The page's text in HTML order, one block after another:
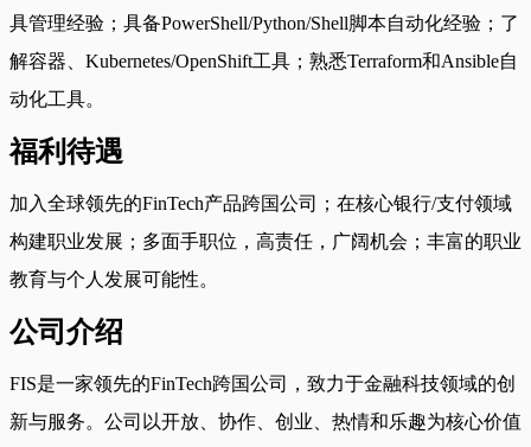
具管理经验；具备PowerShell/Python/Shell脚本自动化经验；了
解容器、Kubernetes/OpenShift工具；熟悉Terraform和Ansible自
动化工具。
福利待遇
加入全球领先的FinTech产品跨国公司；在核心银行/支付领域
构建职业发展；多面手职位，高责任，广阔机会；丰富的职业
教育与个人发展可能性。
公司介绍
FIS是一家领先的FinTech跨国公司，致力于金融科技领域的创
新与服务。公司以开放、协作、创业、热情和乐趣为核心价值